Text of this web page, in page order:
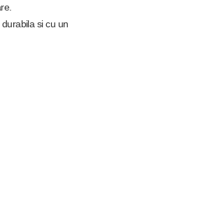
si cu un